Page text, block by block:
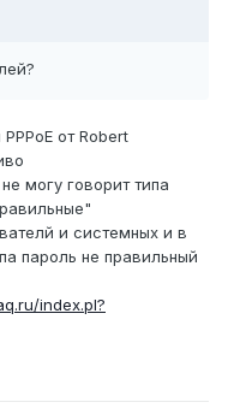
от Robert
могу говорит типа
и системных и в
пароль не правильный
index.pl?